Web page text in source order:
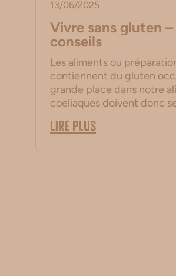
13/06/2025
Vivre sans gluten
conseils
Les aliments ou
contiennent du gluten
grande place dans notre
coeliaques doivent donc
LIRE PLUS